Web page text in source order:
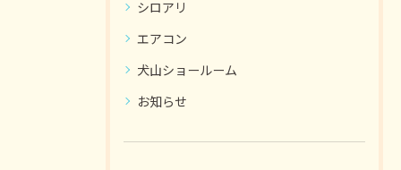
シロアリ
エアコン
犬山ショールーム
お知らせ